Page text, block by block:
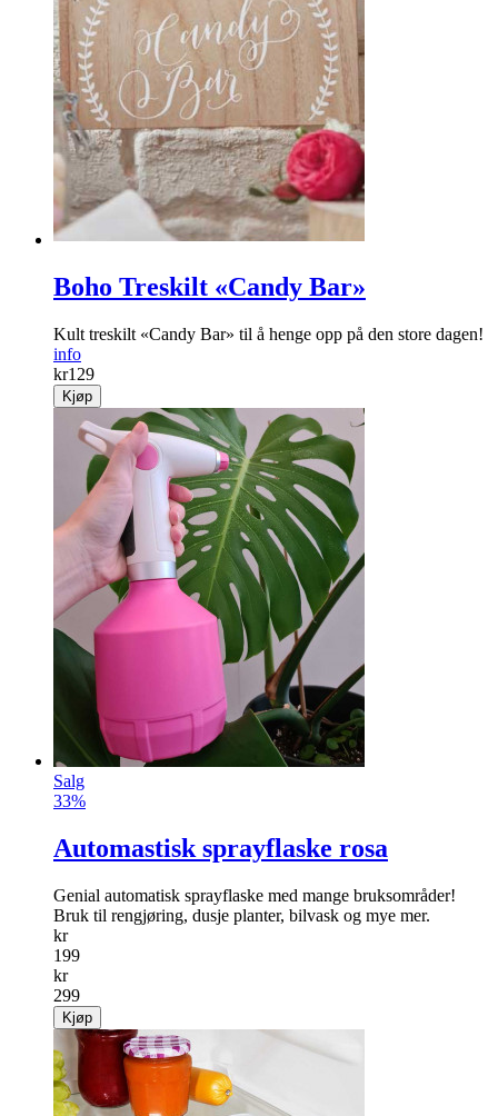
Boho Treskilt «Candy Bar»
Kult treskilt «Candy Bar» til å henge opp på den store dagen!
info
kr129
Kjøp
Salg
33%
Automastisk sprayflaske rosa
Genial automatisk sprayflaske med mange bruksområder!
Bruk til rengjøring, dusje planter, bilvask og mye mer.
kr
199
kr
299
Kjøp